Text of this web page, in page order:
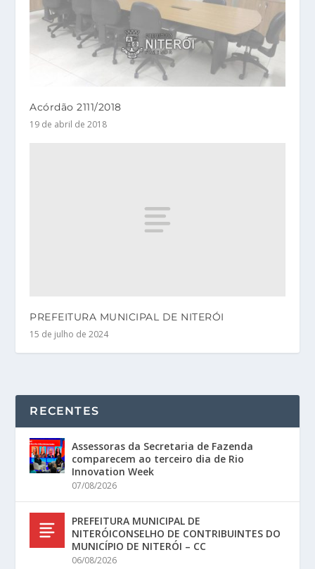
Acórdão 2111/2018
19 de abril de 2018
PREFEITURA MUNICIPAL DE NITERÓI
15 de julho de 2024
RECENTES
Assessoras da Secretaria de Fazenda
comparecem ao terceiro dia de Rio
Innovation Week
07/08/2026
PREFEITURA MUNICIPAL DE
NITERÓICONSELHO DE CONTRIBUINTES DO
MUNICÍPIO DE NITERÓI – CC
06/08/2026